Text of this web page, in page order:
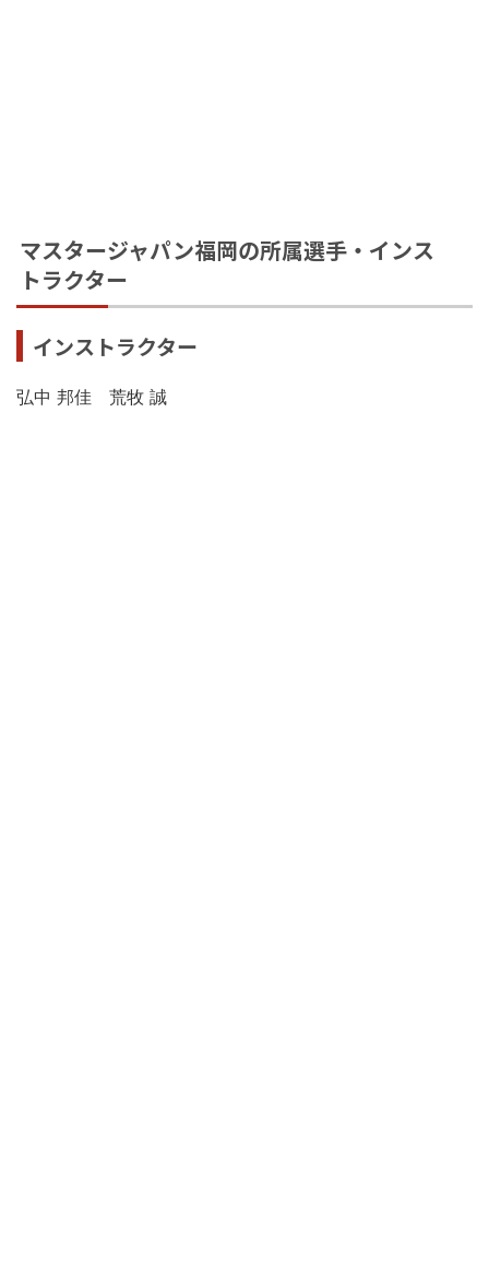
マスタージャパン福岡の所属選手・インス
トラクター
インストラクター
弘中 邦佳 荒牧 誠